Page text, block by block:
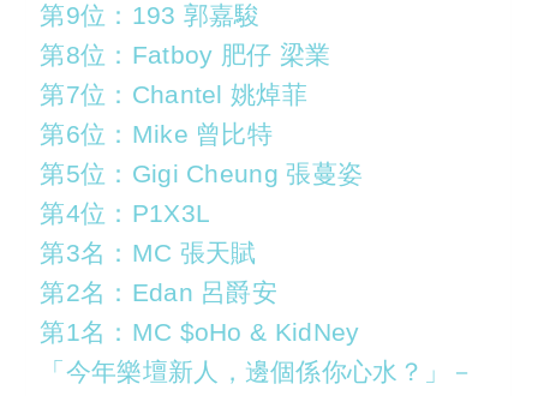
第9位：193 郭嘉駿
第8位：Fatboy 肥仔 梁業
第7位：Chantel 姚焯菲
第6位：Mike 曾比特
第5位：Gigi Cheung 張蔓姿
第4位：P1X3L
第3名：MC 張天賦
第2名：Edan 呂爵安
第1名：MC $oHo & KidNey
「今年樂壇新人，邊個係你心水？」－